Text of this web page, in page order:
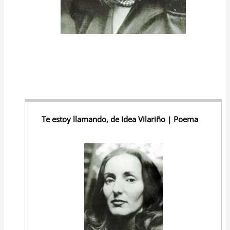
Te estoy llamando, de Idea Vilariño | Poema